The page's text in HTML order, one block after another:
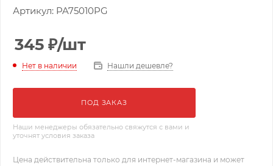
Артикул: PA75010PG
345 ₽/шт
Нет в наличии Нашли дешевле?
ПОД ЗАКАЗ
Наши менеджеры обязательно свяжутся с вами и
уточнят условия заказа
Цена действительна только для интернет-магазина и может